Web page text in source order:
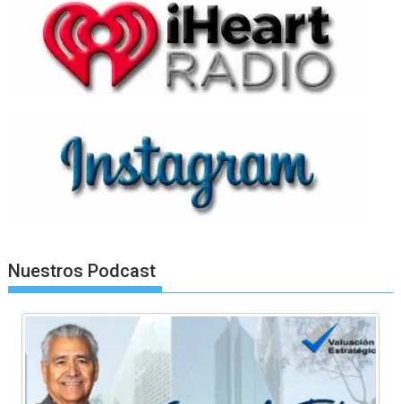
Nuestros Podcast